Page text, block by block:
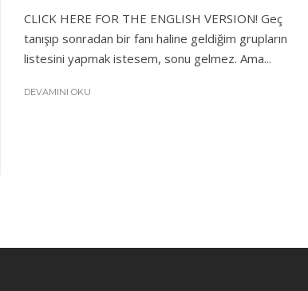
CLICK HERE FOR THE ENGLISH VERSION! Geç
tanışıp sonradan bir fanı haline geldiğim grupların
listesini yapmak istesem, sonu gelmez. Ama...
DEVAMINI OKU